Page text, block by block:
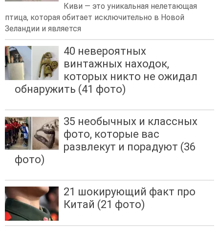
Киви — это уникальная нелетающая
птица, которая обитает исключительно в Новой
Зеландии и является
40 невероятных
винтажных находок,
которых никто не ожидал
обнаружить (41 фото)
35 необычных и классных
фото, которые вас
развлекут и порадуют (36
фото)
21 шокирующий факт про
Китай (21 фото)